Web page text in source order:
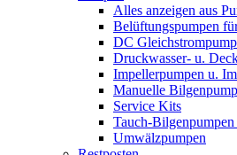
Alles anzeigen aus
Belüftungspumpen
DC
Druckwasser- u.
Impellerpumpen u.
Manuelle
Service Kits
Tauch-Bilgenpumpen
Umwälzpumpen